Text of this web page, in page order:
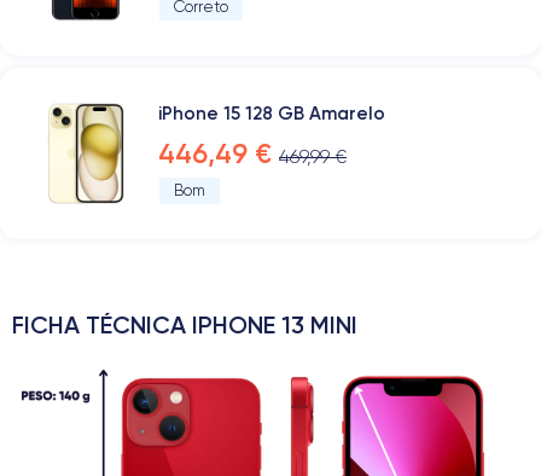
Correto
iPhone 15 128 GB Amarelo
446,49 € 469,99 €
Bom
FICHA TÉCNICA IPHONE 13 MINI